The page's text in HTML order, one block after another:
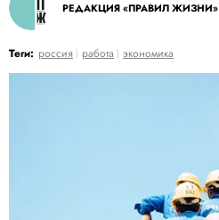
РЕДАКЦИЯ «ПРАВИЛ ЖИЗНИ»
Теги: россия работа экономика